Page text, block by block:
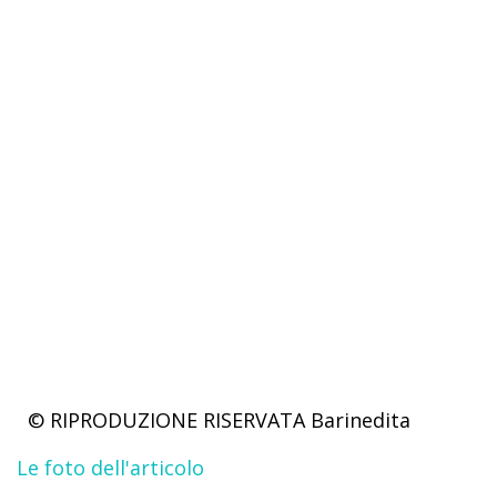
© RIPRODUZIONE RISERVATA Barinedita
Le foto dell'articolo